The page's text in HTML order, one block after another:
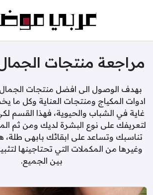
مراجعة منتجات
بهدف الوصول الى افضل منتجات الجمال
ادوات المكياج ومنتجات العناية وكل
غاية في الشباب والحيوية، فهذا القسم
لتعريفك على نوع البشرة لديك ومن ثم
تناسبك وتساعد على ابقائك بابهى طلة،
وغيرها من المكملات التي تحتاجينها
بين الجميع.